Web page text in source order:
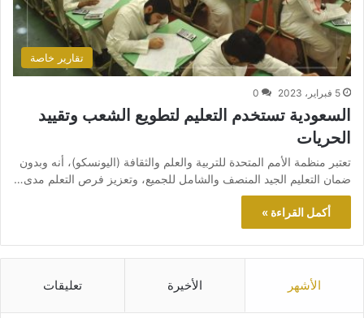
تقارير خاصة
5 فبراير، 2023 0
السعودية تستخدم التعليم لتطويع الشعب وتقييد
الحريات
تعتبر منظمة الأمم المتحدة للتربية والعلم والثقافة (اليونسكو)، أنه وبدون
ضمان التعليم الجيد المنصف والشامل للجميع، وتعزيز فرص التعلم مدى…
أكمل القراءة »
الأشهر الأخيرة تعليقات